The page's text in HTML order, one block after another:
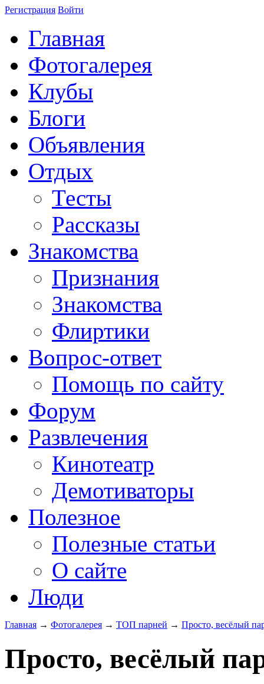
Регистрация Войти
Главная
Фотогалерея
Клубы
Блоги
Объявления
Отдых
Тесты
Рассказы
Знакомства
Признания
Знакомства
Флиртики
Вопрос-ответ
Помощь по сайту
Форум
Развлечения
Кинотеатр
Демотиваторы
Полезное
Полезные статьи
О сайте
Люди
Главная → Фотогалерея → ТОП парней → Просто, весёлый
Просто, весёлый